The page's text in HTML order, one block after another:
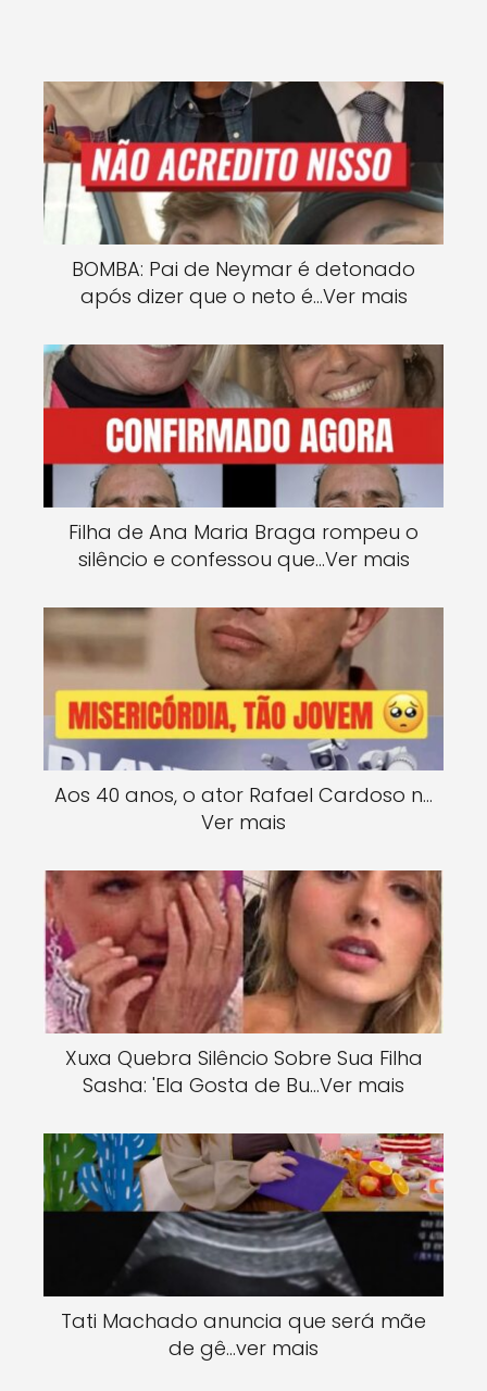
BOMBA: Pai de Neymar é detonado
após dizer que o neto é…Ver mais
Filha de Ana Maria Braga rompeu o
silêncio e confessou que…Ver mais
Aos 40 anos, o ator Rafael Cardoso n…
Ver mais
Xuxa Quebra Silêncio Sobre Sua Filha
Sasha: 'Ela Gosta de Bu…Ver mais
Tati Machado anuncia que será mãe
de gê…ver mais